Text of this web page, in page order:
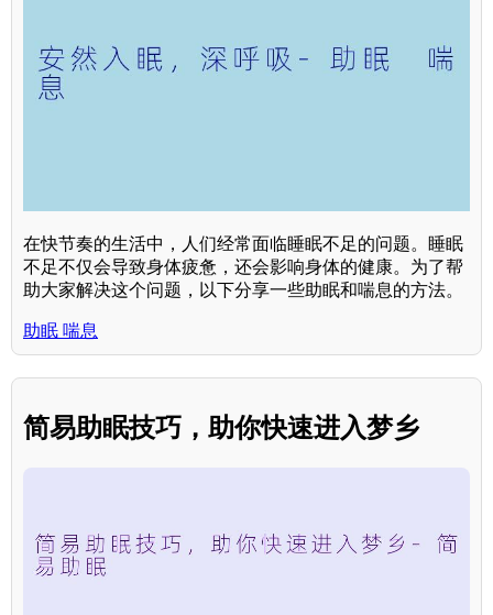
在快节奏的生活中，人们经常面临睡眠不足的问题。睡眠
不足不仅会导致身体疲惫，还会影响身体的健康。为了帮
助大家解决这个问题，以下分享一些助眠和喘息的方法。
助眠 喘息
简易助眠技巧，助你快速进入梦乡